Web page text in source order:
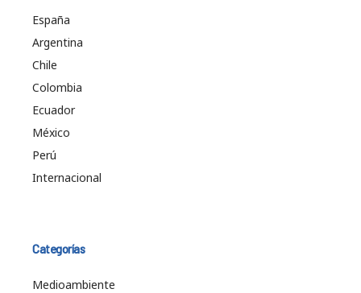
España
Argentina
Chile
Colombia
Ecuador
México
Perú
Internacional
Categorías
Medioambiente